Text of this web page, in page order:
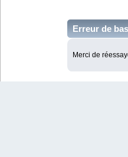
Erreur de
Merci de